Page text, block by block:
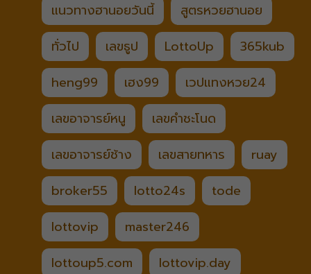
แนวทางฮานอยวันนี้
สูตรหวยฮานอย
ทั่วไป
เลขธูป LottoUp
365kub
heng99
เฮง99
เวปแทงหวย24
เลขอาจารย์หนู
เลขคำชะโนด
เลขอาจารย์ช้าง
เลขสายทหาร
ruay
broker55
lotto24s
tode
lottovip
master246
lottoup5.com
lottovip.day